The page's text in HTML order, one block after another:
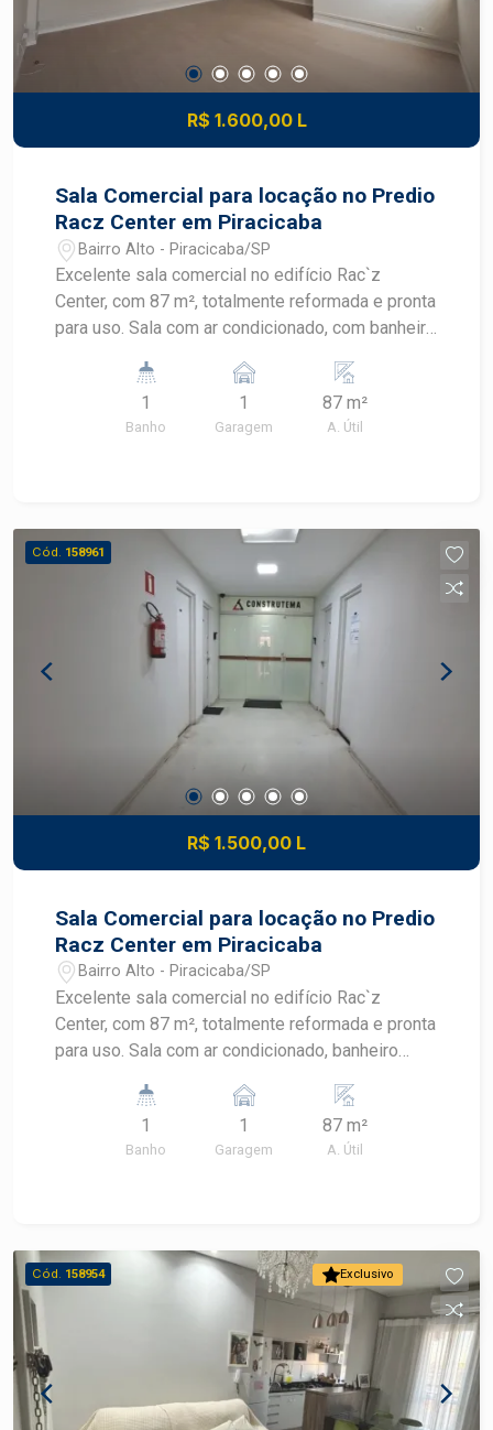
R$ 1.600,00 L
Sala Comercial para locação no Predio
Racz Center em Piracicaba
Bairro Alto - Piracicaba/SP
Excelente sala comercial no edifício Rac`z
Center, com 87 m², totalmente reformada e pronta
para uso. Sala com ar condicionado, com banheiro
praticidade para o seu negócio. Uma excelente
oportunidade para instalar sua empresa ou
investir em um imóvel comercial de qualidade.
1
Banho
1
Garagem
87 m²
A. Útil
Cód. 158961
R$ 1.500,00 L
Sala Comercial para locação no Predio
Racz Center em Piracicaba
Bairro Alto - Piracicaba/SP
Excelente sala comercial no edifício Rac`z
Center, com 87 m², totalmente reformada e pronta
para uso. Sala com ar condicionado, banheiro
praticidade para o seu negócio. Uma excelente
oportunidade para instalar sua empresa ou
investir em um imóvel comercial de qualidade.
1
Banho
1
Garagem
87 m²
A. Útil
Exclusivo
Cód. 158954